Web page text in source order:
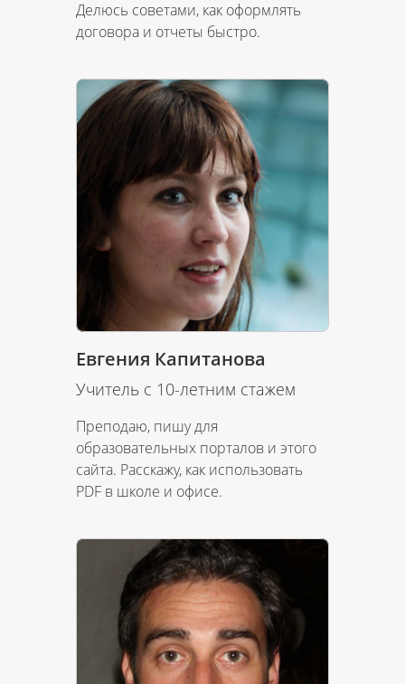
Делюсь советами, как оформлять
договора и отчеты быстро.
Евгения Капитанова
Учитель с 10-летним стажем
Преподаю, пишу для
образовательных порталов и этого
сайта. Расскажу, как использовать
PDF в школе и офисе.